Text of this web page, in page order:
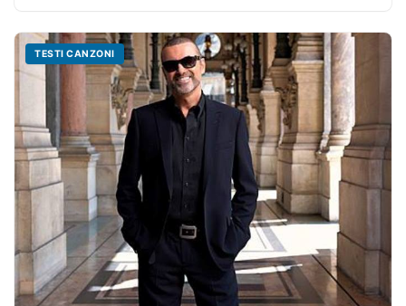
TESTI CANZONI